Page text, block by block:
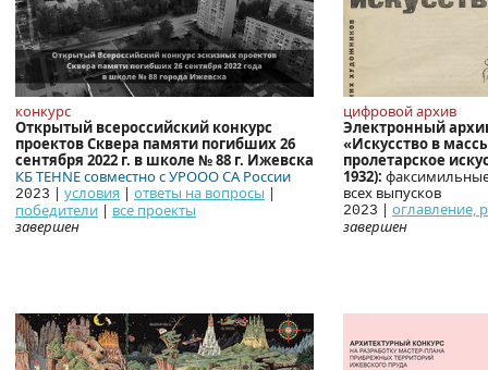
конкурс
Открытый всероссийский конкурс
проектов Сквера памяти погибших 26
сентября 2022 г. в школе № 88 г. Ижевска
КБ TEHNE совместно с УРООО СА России
2023 | условия | ответы на вопросы |
победители | все проекты
завершен
цифровой архив
Электронный
«Искусство в
пролетарское
1932):
всех выпусков
2023 | оглавление,
завершен